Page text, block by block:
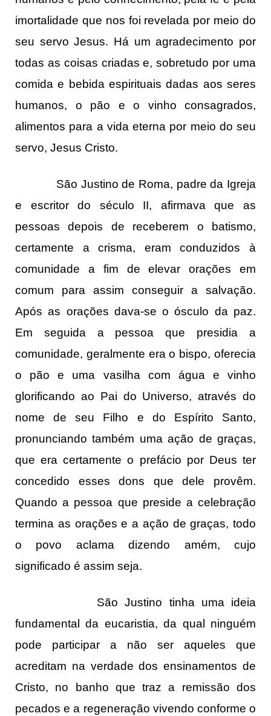
imortalidade que nos foi revelada por meio do
seu servo Jesus. Há um agradecimento por
todas as coisas criadas e, sobretudo por uma
comida e bebida espirituais dadas aos seres
humanos, o pão e o vinho consagrados,
alimentos para a vida eterna por meio do seu
servo, Jesus Cristo.
São Justino de Roma, padre da Igreja
e escritor do século II, afirmava que as
pessoas depois de receberem o batismo,
certamente a crisma, eram conduzidos à
comunidade a fim de elevar orações em
comum para assim conseguir a salvação.
Após as orações dava-se o ósculo da paz.
Em seguida a pessoa que presidia a
comunidade, geralmente era o bispo, oferecia
o pão e uma vasilha com água e vinho
glorificando ao Pai do Universo, através do
nome de seu Filho e do Espírito Santo,
pronunciando também uma ação de graças,
que era certamente o prefácio por Deus ter
concedido esses dons que dele provêm.
Quando a pessoa que preside a celebração
termina as orações e a ação de graças, todo
o povo aclama dizendo amém, cujo
significado é assim seja.
São Justino tinha uma ideia
fundamental da eucaristia, da qual ninguém
pode participar a não ser aqueles que
acreditam na verdade dos ensinamentos de
Cristo, no banho que traz a remissão dos
pecados e a regeneração vivendo conforme o